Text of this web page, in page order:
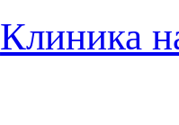
Клиника